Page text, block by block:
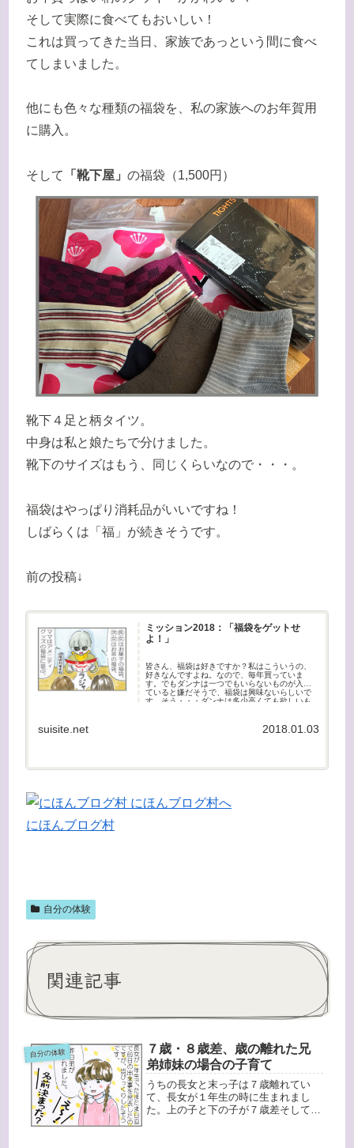
そして実際に食べてもおいしい！
これは買ってきた当日、家族であっという間に食べ
てしまいました。
他にも色々な種類の福袋を、私の家族へのお年賀用
に購入。
そして 「靴下屋」 の福袋（1,500円）
靴下４足と柄タイツ。
中身は私と娘たちで分けました。
靴下のサイズはもう、同じくらいなので・・・。
福袋はやっぱり消耗品がいいですね！
しばらくは「福」が続きそうです。
前の投稿↓
ミッション2018：「福袋をゲットせ
よ！」
皆さん、福袋は好きですか？私はこういうの、
好きなんですよね。なので、毎年買っていま
す。でもダンナは一つでもいらないものが入っ
ていると嫌だそうで、福袋は興味ないらしいで
す。そう・・・ダンナは多少高くても欲しいも
suisite.net 2018.01.03
にほんブログ村
自分の体験
関連記事
自分の体験
７歳・８歳差、歳の離れた兄
弟姉妹の場合の子育て
うちの長女と末っ子は７歳離れてい
て、長女が１年生の時に生まれまし
た。上の子と下の子が７歳差そしてた